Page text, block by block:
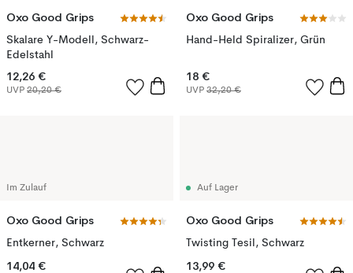
Oxo Good Grips
Skalare Y-Modell, Schwarz-
Edelstahl
12,26 €
UVP 20,20 €
Oxo Good Grips
Hand-Held Spiralizer, Grün
18 €
UVP 32,20 €
Im Zulauf
Oxo Good Grips
Entkerner, Schwarz
14,04 €
Auf Lager
Oxo Good Grips
Twisting Tesil, Schwarz
13,99 €